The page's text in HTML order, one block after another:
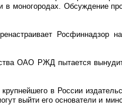
в моногородах. Обсуждение
Росфиннадзор
ОАО РЖД пытается
в России
выйти его основатели и